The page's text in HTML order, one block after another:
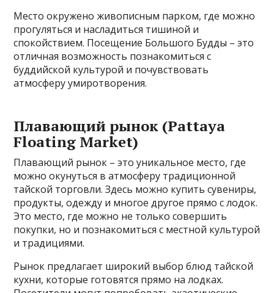
Место окружено живописным парком, где можно
прогуляться и насладиться тишиной и
спокойствием. Посещение Большого Будды – это
отличная возможность познакомиться с
буддийской культурой и почувствовать
атмосферу умиротворения.
Плавающий рынок (Pattaya
Floating Market)
Плавающий рынок – это уникальное место, где
можно окунуться в атмосферу традиционной
тайской торговли. Здесь можно купить сувениры,
продукты, одежду и многое другое прямо с лодок.
Это место, где можно не только совершить
покупки, но и познакомиться с местной культурой
и традициями.
Рынок предлагает широкий выбор блюд тайской
кухни, которые готовятся прямо на лодках.